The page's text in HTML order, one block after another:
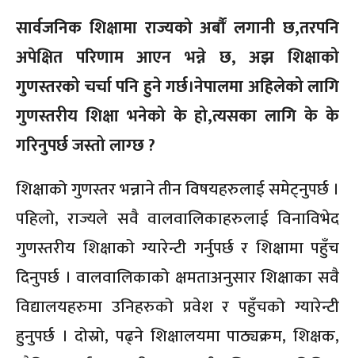
सार्वजनिक शिक्षामा राज्यको अर्बौं लगानी छ,तरपनि
अपेक्षित परिणाम आएन भन्ने छ, अझ शिक्षाको
गुणस्तरको चर्चा पनि हुने गर्छ।नेपालमा अहिलेको लागि
गुणस्तरीय शिक्षा भनेको के हो,त्यसका लागि के के
गरिनुपर्छ जस्तो लाग्छ ?
शिक्षाको गुणस्तर भन्नाने तीन विषयहरुलाई समेट्नुपर्छ ।
पहिलो, राज्यले सवै वालवालिकाहरुलाई विनाविभेद
गुणस्तरीय शिक्षाको ग्यारेन्टी गर्नुपर्छ र शिक्षामा पहुँच
दिनुपर्छ । वालवालिकाको क्षमताअनुसार शिक्षाका सवै
विद्यालयहरुमा उनिहरुको प्रवेश र पहुँचको ग्यारेन्टी
हुनुपर्छ । दोस्रो, पढ्ने शिक्षालयमा पाठ्यक्रम, शिक्षक,